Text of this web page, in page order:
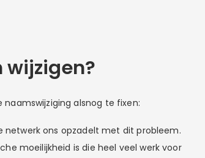
wijzigen?
alsnog te fixen:
netwerk ons opzadelt met dit probleem.
moeilijkheid is die heel veel werk voor